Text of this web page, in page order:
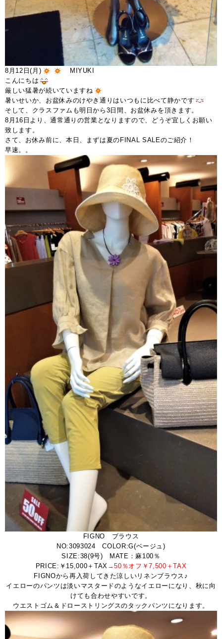
8月12日(月)
MIYUKI
こんにちは
厳しい猛暑が続いていますね
暑いせいか、お盆休みのけやき通りはいつもに比べて静かです
そして、クラスファムも明日から3日間、お盆休みを頂きます。
8月16日より、通常通りの営業となりますので、どうぞ宜しくお願い
致します。
さて、お休み前に、本日、まずは夏のFINAL SALEのご紹介！
早速。。
FIGNO ブラウス
NO:3093024 COLOR:G(ベージュ)
SIZE:38(9号) MATE：麻100％
PRICE:￥15,000＋TAX →50％オフ￥7,500＋TAX
FIGNOから再入荷してきた涼しいリネンブラウス♪
イエローのパンツは淡いマスタードのようなイエローになり、秋に向
けても合わせやすいです。
ウエストゴム＆ドローストリングスのタックパンツになります。